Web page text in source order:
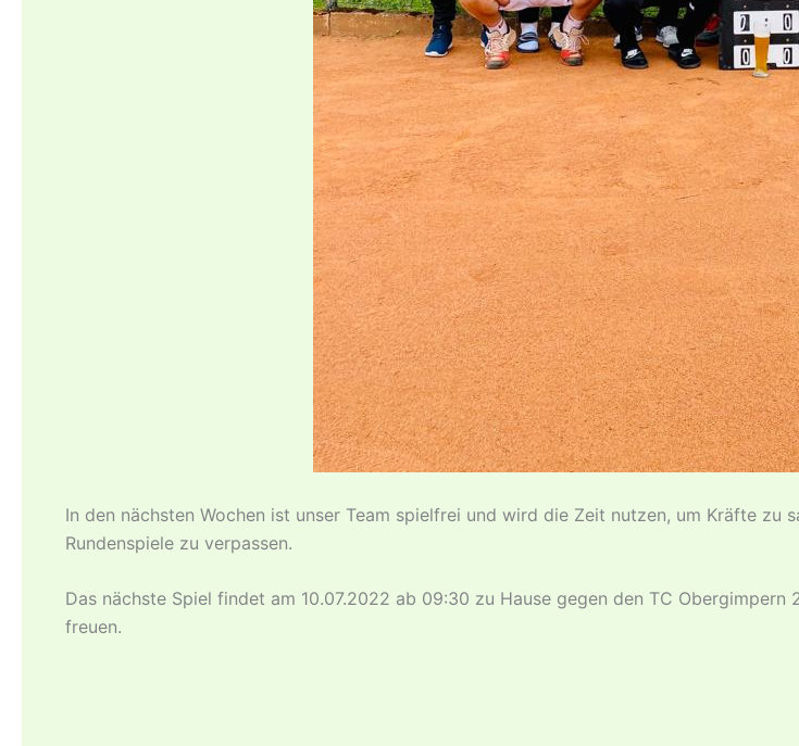
In den nächsten Wochen ist unser Team spielfrei und wird die Zeit nutzen, um Kräfte
Rundenspiele zu verpassen.
Das nächste Spiel findet am 10.07.2022 ab 09:30 zu Hause gegen den TC
freuen.